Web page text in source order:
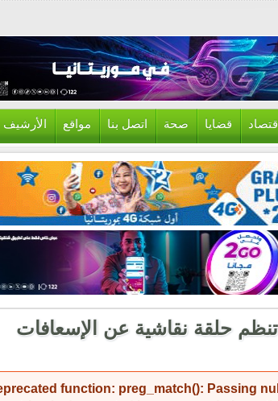
اقتصاد قضايا صحة اتصل بنا مواقع الأرشيف
حلقة نقاشية عن الإسعافات
function: preg_match(): Passing